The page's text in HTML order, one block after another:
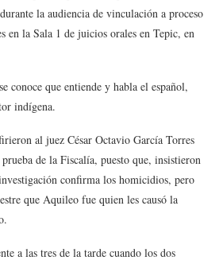
la audiencia de vinculación a proceso
en la Sala 1 de juicios orales en Tepic, en
conoce que entiende y habla el español,
indígena.
al juez César Octavio García Torres
de la Fiscalía, puesto que, insistieron
confirma los homicidios, pero
que Aquileo fue quien les causó la
a las tres de la tarde cuando los dos